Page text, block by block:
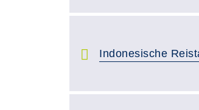
Indonesische